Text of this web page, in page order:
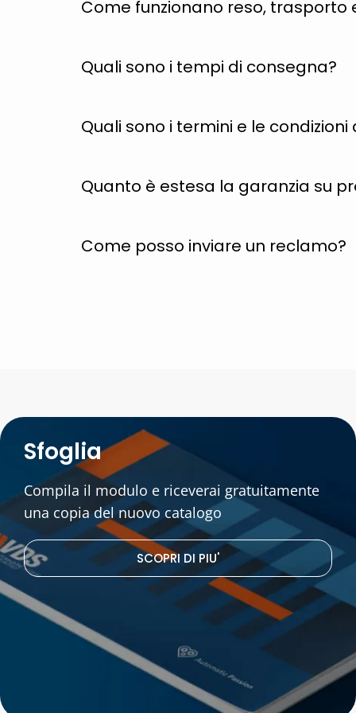
Come funzionano reso, trasporto
Quali sono i tempi di consegna?
Quali sono i termini e le
Quanto è estesa la garanzia su
Come posso inviare un reclamo?
Sfoglia
Compila il modulo e riceverai gratuitamente
una copia del nuovo catalogo
SCOPRI DI PIU'